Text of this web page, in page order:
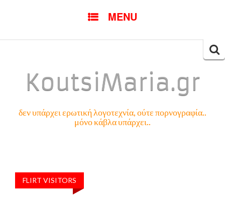
MENU
KoutsiMaria.gr
δεν υπάρχει ερωτική λογοτεχνία, ούτε πορνογραφία..
μόνο κάβλα υπάρχει..
FLIRT VISITORS